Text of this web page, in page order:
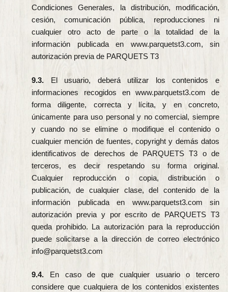
Condiciones Generales, la distribución, modificación,
cesión, comunicación pública, reproducciones ni
cualquier otro acto de parte o la totalidad de la
información publicada en www.parquetst3.com, sin
autorización previa de PARQUETS T3
9.3. El usuario, deberá utilizar los contenidos e
informaciones recogidos en www.parquetst3.com de
forma diligente, correcta y lícita, y en concreto,
únicamente para uso personal y no comercial, siempre
y cuando no se elimine o modifique el contenido o
cualquier mención de fuentes, copyright y demás datos
identificativos de derechos de PARQUETS T3 o de
terceros, es decir respetando su forma original.
Cualquier reproducción o copia, distribución o
publicación, de cualquier clase, del contenido de la
información publicada en www.parquetst3.com sin
autorización previa y por escrito de PARQUETS T3
queda prohibido. La autorización para la reproducción
puede solicitarse a la dirección de correo electrónico
info@parquetst3.com
9.4. En caso de que cualquier usuario o tercero
considere que cualquiera de los contenidos existentes